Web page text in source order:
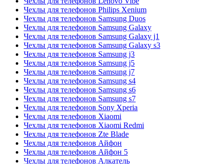
Чехлы для телефонов Philips Xenium
Чехлы для телефонов Samsung Duos
Чехлы для телефонов Samsung Galaxy
Чехлы для телефонов Samsung Galaxy j1
Чехлы для телефонов Samsung Galaxy s3
Чехлы для телефонов Samsung j3
Чехлы для телефонов Samsung j5
Чехлы для телефонов Samsung j7
Чехлы для телефонов Samsung s4
Чехлы для телефонов Samsung s6
Чехлы для телефонов Samsung s7
Чехлы для телефонов Sony Xperia
Чехлы для телефонов Xiaomi
Чехлы для телефонов Xiaomi Redmi
Чехлы для телефонов Zte Blade
Чехлы для телефонов Айфон
Чехлы для телефонов Айфон 5
Чехлы для телефонов Алкатель